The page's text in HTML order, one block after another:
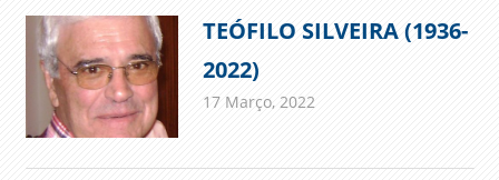
TEÓFILO SILVEIRA (1936-
2022)
17 Março, 2022